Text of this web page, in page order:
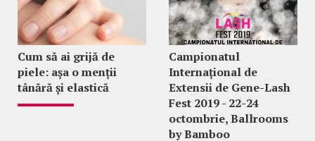
Cum să ai grijă de
piele: așa o menții
tânără și elastică
Campionatul
Internațional de
Extensii de Gene-Lash
Fest 2019 - 22-24
octombrie, Ballrooms
by Bamboo